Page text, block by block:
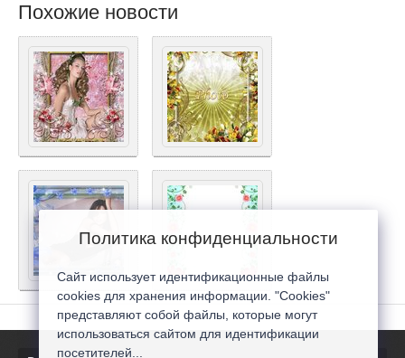
Похожие новости
Политика конфиденциальности
Сайт использует идентификационные файлы
cookies для хранения информации. "Cookies"
представляют собой файлы, которые могут
использоваться сайтом для идентификации
посетителей...